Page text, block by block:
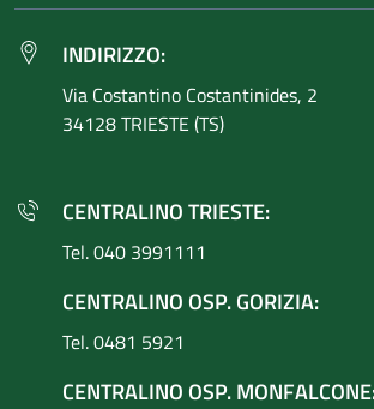
INDIRIZZO:
Via Costantino Costantinides, 2
34128 TRIESTE (TS)
CENTRALINO TRIESTE:
Tel. 040 3991111
CENTRALINO OSP. GORIZIA:
Tel. 0481 5921
CENTRALINO OSP.